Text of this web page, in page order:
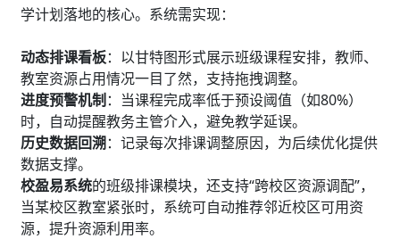
学计划落地的核心。系统需实现：
动态排课看板：以甘特图形式展示班级课程安排，教师、
教室资源占用情况一目了然，支持拖拽调整。
进度预警机制 ：当课程完成率低于预设阈值（如80%）
时，自动提醒教务主管介入，避免教学延误。
历史数据回溯：记录每次排课调整原因，为后续优化提供
数据支撑。
校盈易系统的班级排课模块，还支持“跨校区资源调配”，
当某校区教室紧张时，系统可自动推荐邻近校区可用资
源，提升资源利用率。